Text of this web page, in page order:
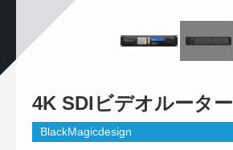
4K SDIビデオルーター
BlackMagicdesign